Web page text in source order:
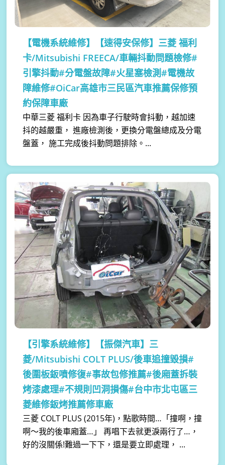
【電機系統維修】
【速得安保修】三菱 福利
卡/Mitsubishi FREECA/車輛抖動問題檢修#
引擎抖動#分電盤故障#火星塞檢測#電機故
障維修#OiCar高雄市三民區汽車推薦保修預
約保障車廠
中華三菱 福利卡 因為車子行駛時會抖動，越加速
抖的越嚴重， 進廠檢測後，更換分電盤總成及分電
盤蓋， 施工完成後抖動問題排除。...
【引擎系統維修】
【振傑汽車】三
菱/Mitsubishi COLT PLUS/後車追撞毀損#
後圍板鈑噴修復#事故包修推薦#後廂蓋拆裝
烤漆處理#不規則凹洞損傷#台中市北屯區三
菱維修鈑烤推薦修車廠
三菱 COLT PLUS (2015年)，點歌時間…「撞啊，撞
啊～我的後車廂蓋…」 再唱下去就更淚兩行了…，
好的沒關係!難過一下下，還是要立即處理， ...